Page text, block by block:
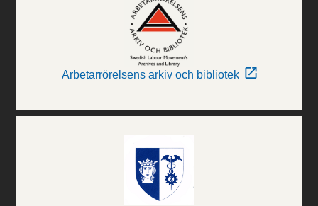
Arbetarrörelsens arkiv och bibliotek